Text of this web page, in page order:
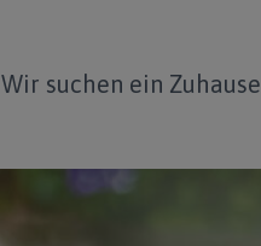
Wir suchen ein Zuhause